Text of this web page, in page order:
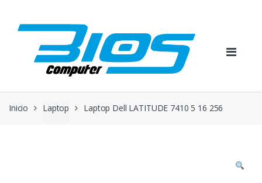
navigation
content
Inicio Laptop Laptop Dell LATITUDE 7410 5 16 256